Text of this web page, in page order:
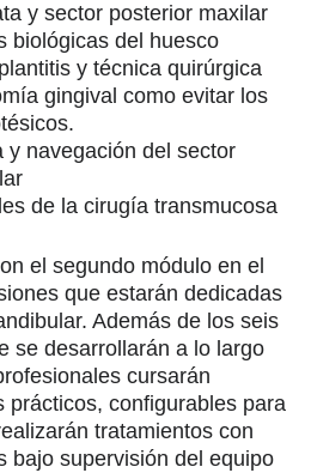
y sector posterior maxilar
biológicas del huesco
y técnica quirúrgica
gingival como evitar los
y navegación del sector
de la cirugía transmucosa
el segundo módulo en el
que estarán dedicadas
Además de los seis
se desarrollarán a lo largo
cursarán
prácticos, configurables para
tratamientos con
bajo supervisión del equipo